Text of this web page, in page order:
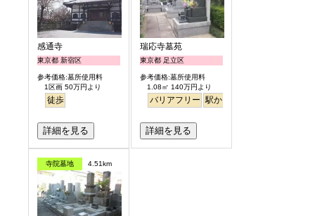
感通寺
東京都 新宿区
参考価格:墓所使用料
1区画 50万円より
徒歩
詳細を見る
瑞応寺墓苑
東京都 足立区
参考価格:墓所使用料
1.08㎡ 140万円より
バリアフリー 駅から徒歩
詳細を見る
寺院墓地 4.51km